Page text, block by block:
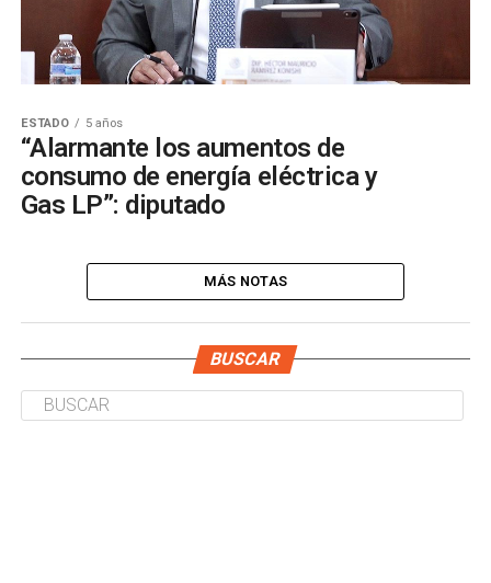
ESTADO 5 años
“Alarmante los aumentos de
consumo de energía eléctrica y
Gas LP”: diputado
MÁS NOTAS
BUSCAR